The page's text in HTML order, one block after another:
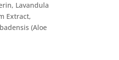
Lavandula
Extract,
(Aloe